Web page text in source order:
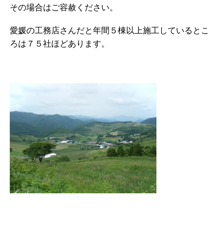
その場合はご容赦ください。
愛媛の工務店さんだと年間５棟以上施工しているとこ
ろは７５社ほどあります。